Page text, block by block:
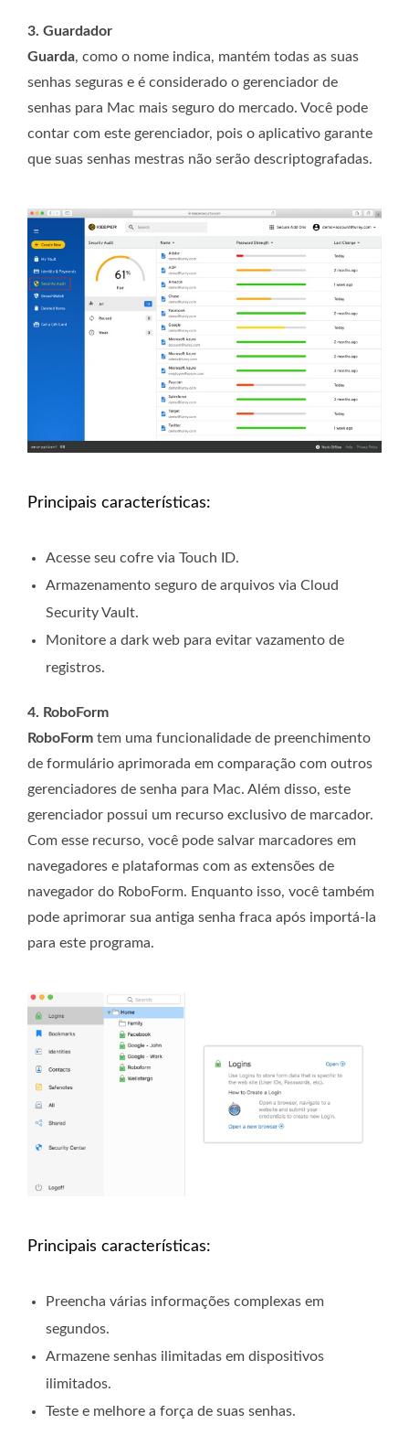
3. Guardador
Guarda, como o nome indica, mantém todas as suas
senhas seguras e é considerado o gerenciador de
senhas para Mac mais seguro do mercado. Você pode
contar com este gerenciador, pois o aplicativo garante
que suas senhas mestras não serão descriptografadas.
Principais características:
Acesse seu cofre via Touch ID.
Armazenamento seguro de arquivos via Cloud
Security Vault.
Monitore a dark web para evitar vazamento de
registros.
4. RoboForm
RoboForm tem uma funcionalidade de preenchimento
de formulário aprimorada em comparação com outros
gerenciadores de senha para Mac. Além disso, este
gerenciador possui um recurso exclusivo de marcador.
Com esse recurso, você pode salvar marcadores em
navegadores e plataformas com as extensões de
navegador do RoboForm. Enquanto isso, você também
pode aprimorar sua antiga senha fraca após importá-la
para este programa.
Principais características:
Preencha várias informações complexas em
segundos.
Armazene senhas ilimitadas em dispositivos
ilimitados.
Teste e melhore a força de suas senhas.